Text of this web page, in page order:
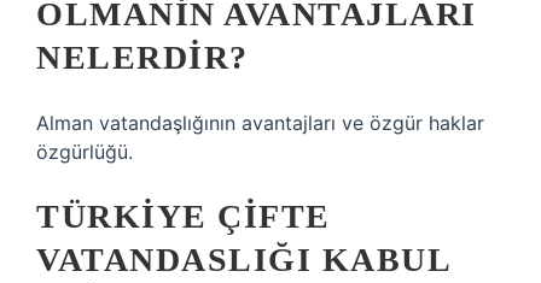
OLMANIN AVANTAJLARI
NELERDIR?
Alman vatandaşlığının avantajları ve özgür haklar
özgürlüğü.
TÜRKIYE ÇIFTE
VATANDASLIĞI KABUL